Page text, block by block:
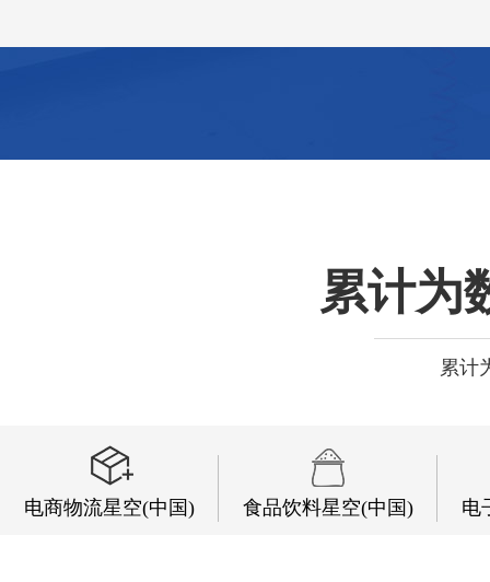
累计为
累计
电商物流星空(中国) 食品饮料星空(中国) 电